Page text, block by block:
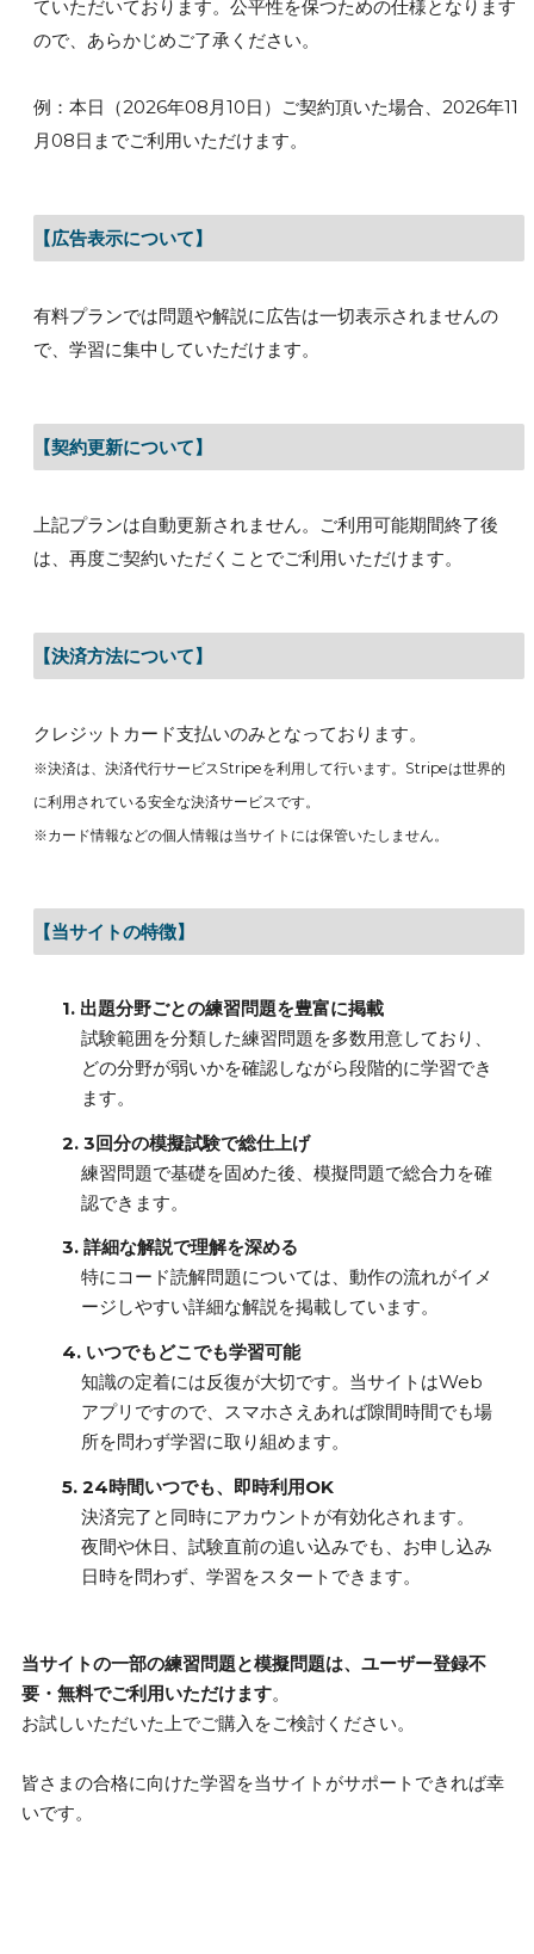
ていただいております。公平性を保つための仕様となります
ので、あらかじめご了承ください。
例：本日（2026年08月10日）ご契約頂いた場合、2026年11
月08日までご利用いただけます。
【広告表示について】
有料プランでは問題や解説に広告は一切表示されませんの
で、学習に集中していただけます。
【契約更新について】
上記プランは自動更新されません。ご利用可能期間終了後
は、再度ご契約いただくことでご利用いただけます。
【決済方法について】
クレジットカード支払いのみとなっております。
※決済は、決済代行サービスStripeを利用して行います。Stripeは世界的
に利用されている安全な決済サービスです。
※カード情報などの個人情報は当サイトには保管いたしません。
【当サイトの特徴】
1. 出題分野ごとの練習問題を豊富に掲載
試験範囲を分類した練習問題を多数用意しており、
どの分野が弱いかを確認しながら段階的に学習でき
ます。
2. 3回分の模擬試験で総仕上げ
練習問題で基礎を固めた後、模擬問題で総合力を確
認できます。
3. 詳細な解説で理解を深める
特にコード読解問題については、動作の流れがイメ
ージしやすい詳細な解説を掲載しています。
4. いつでもどこでも学習可能
知識の定着には反復が大切です。当サイトはWeb
アプリですので、スマホさえあれば隙間時間でも場
所を問わず学習に取り組めます。
5. 24時間いつでも、即時利用OK
決済完了と同時にアカウントが有効化されます。
夜間や休日、試験直前の追い込みでも、お申し込み
日時を問わず、学習をスタートできます。
当サイトの一部の練習問題と模擬問題は、ユーザー登録不
要・無料でご利用いただけます。
お試しいただいた上でご購入をご検討ください。
皆さまの合格に向けた学習を当サイトがサポートできれば幸
いです。